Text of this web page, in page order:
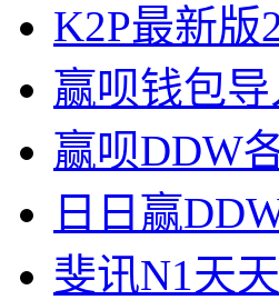
K2P最新版
赢呗钱包
赢呗DDW
日日赢
斐讯N1天